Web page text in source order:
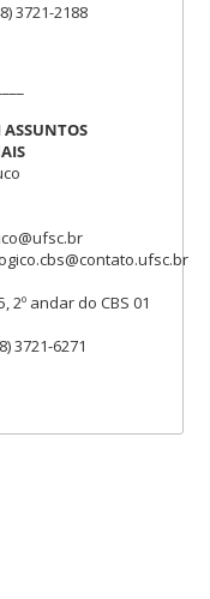
3721-2188
2º andar do CBS 01
3721-6271